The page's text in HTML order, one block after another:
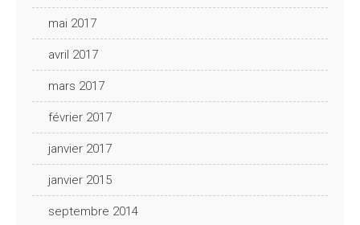
mai 2017
avril 2017
mars 2017
février 2017
janvier 2017
janvier 2015
septembre 2014